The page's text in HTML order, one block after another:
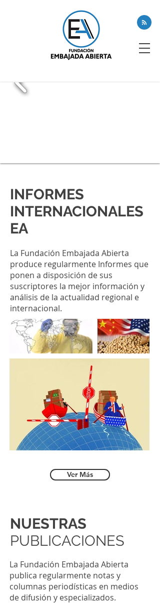
INFORMES
INTERNACIONALES
EA
La Fundación Embajada Abierta
produce regularmente Informes que
ponen a disposición de sus
suscriptores la mejor información y
análisis de la actualidad regional e
internacional.
Ver Más
La Fundación Embajada Abierta
publica regularmente notas y
columnas periodísticas en medios
de difusión y especializados.
NUESTRAS
PUBLICACIONES